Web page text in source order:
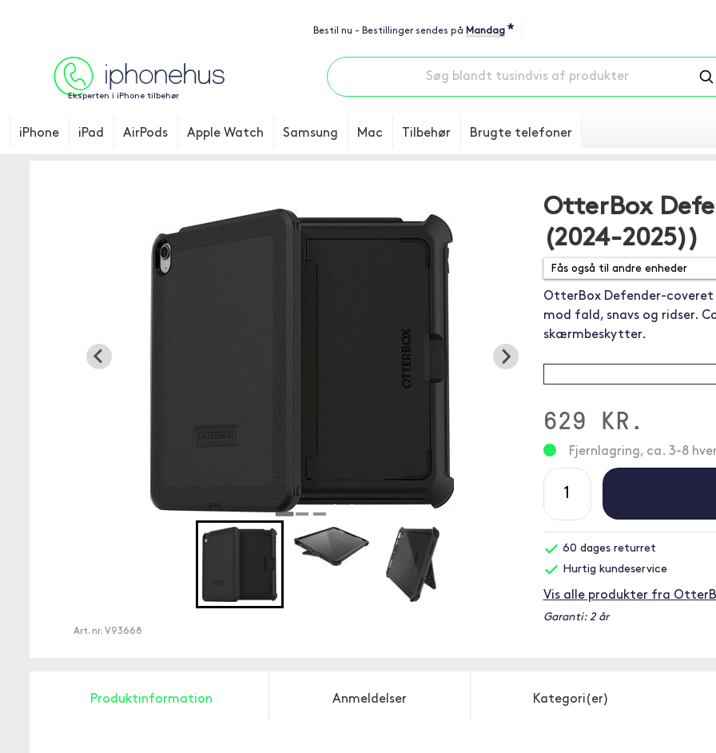
Bestil nu - Bestillinger sendes på Mandag *
Eksperten i iPhone tilbehør
iPhone iPad AirPods Apple Watch Samsung Mac Tilbehør Brugte telefoner
Art. nr. V93668
OtterBox
(2024-2025))
OtterBox Defender-coveret
mod fald, snavs og ridser.
skærmbeskytter.
629 KR.
Fjernlagring, ca. 3-8
60 dages returret
Hurtig kundeservice
Vis alle produkter fra
Garanti: 2 år
Produktinformation Anmeldelser Kategori(er)